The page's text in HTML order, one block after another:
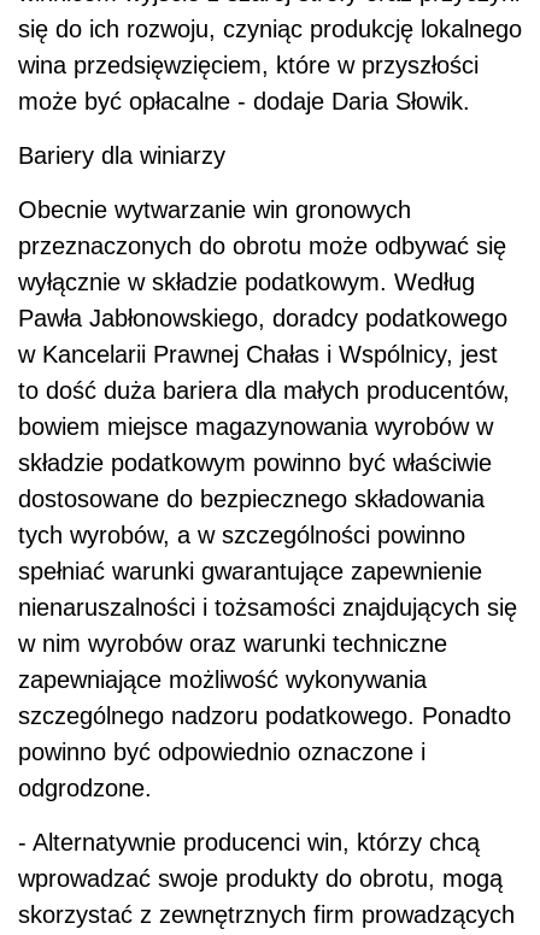
się do ich rozwoju, czyniąc produkcję lokalnego
wina przedsięwzięciem, które w przyszłości
może być opłacalne - dodaje Daria Słowik.
Bariery dla winiarzy
Obecnie wytwarzanie win gronowych
przeznaczonych do obrotu może odbywać się
wyłącznie w składzie podatkowym. Według
Pawła Jabłonowskiego, doradcy podatkowego
w Kancelarii Prawnej Chałas i Wspólnicy, jest
to dość duża bariera dla małych producentów,
bowiem miejsce magazynowania wyrobów w
składzie podatkowym powinno być właściwie
dostosowane do bezpiecznego składowania
tych wyrobów, a w szczególności powinno
spełniać warunki gwarantujące zapewnienie
nienaruszalności i tożsamości znajdujących się
w nim wyrobów oraz warunki techniczne
zapewniające możliwość wykonywania
szczególnego nadzoru podatkowego. Ponadto
powinno być odpowiednio oznaczone i
odgrodzone.
- Alternatywnie producenci win, którzy chcą
wprowadzać swoje produkty do obrotu, mogą
skorzystać z zewnętrznych firm prowadzących